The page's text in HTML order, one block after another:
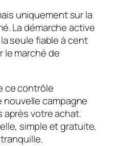
uniquement sur la
La démarche active
seule fiable à cent
le marché de
ce contrôle
nouvelle campagne
après votre achat.
simple et gratuite,